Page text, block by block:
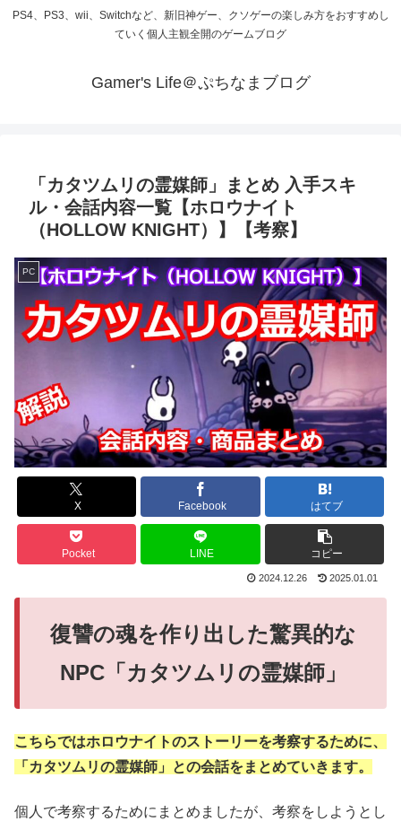
PS4、PS3、wii、Switchなど、新旧神ゲー、クソゲーの楽しみ方をおすすめし
ていく個人主観全開のゲームブログ
Gamer's Life＠ぷちなまブログ
「カタツムリの霊媒師」まとめ 入手スキ
ル・会話内容一覧【ホロウナイト
（HOLLOW KNIGHT）】【考察】
PC
X Facebook はてブ
Pocket LINE コピー
2024.12.26 2025.01.01
復讐の魂を作り出した驚異的な
NPC「カタツムリの霊媒師」
こちらではホロウナイトのストーリーを考察するために、
「カタツムリの霊媒師」との会話をまとめていきます。
個人で考察するためにまとめましたが、考察をしようとし